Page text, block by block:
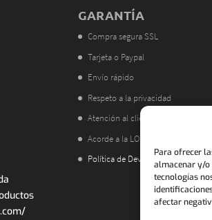
Para ofrecer
almacenar y/o
tecnologías
afectar
GARANTÍA
Compra segura SSL
Tarjeta o Paypal
Envío rápido
Respeto a la privacidad
Atención al cliente
Acorde a la LOPD
Política de Devoluciones